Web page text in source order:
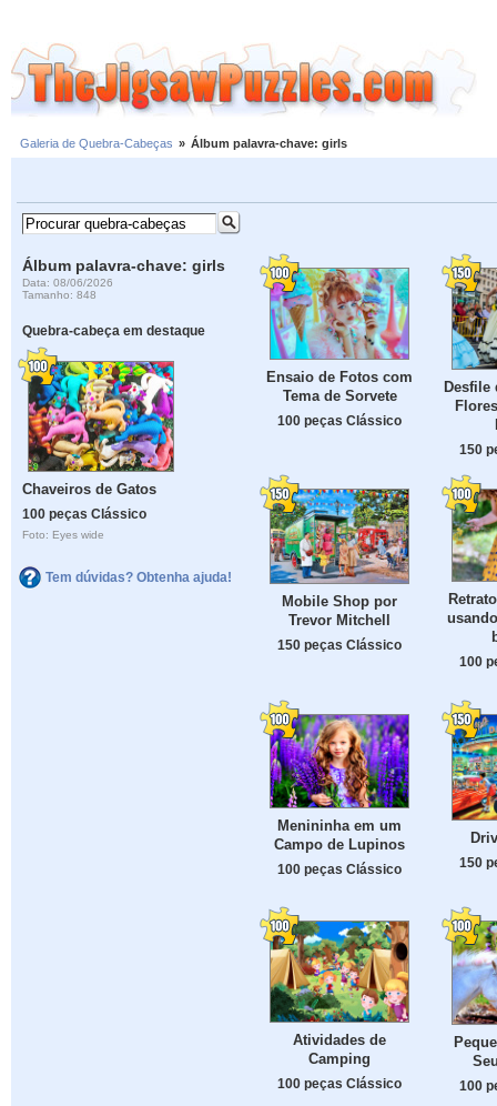
Galeria de Quebra-Cabeças » Álbum palavra-chave: girls
Álbum palavra-chave: girls
Data: 08/06/2026
Tamanho: 848
Quebra-cabeça em destaque
Chaveiros de Gatos
100 peças Clássico
Foto: Eyes wide
Tem dúvidas? Obtenha ajuda!
Ensaio de Fotos com
Tema de Sorvete
100 peças Clássico
Desfile
150
Mobile Shop por
Trevor Mitchell
150 peças Clássico
100
Menininha em um
Campo de Lupinos
100 peças Clássico 150
Atividades de
Camping
100 peças Clássico 100